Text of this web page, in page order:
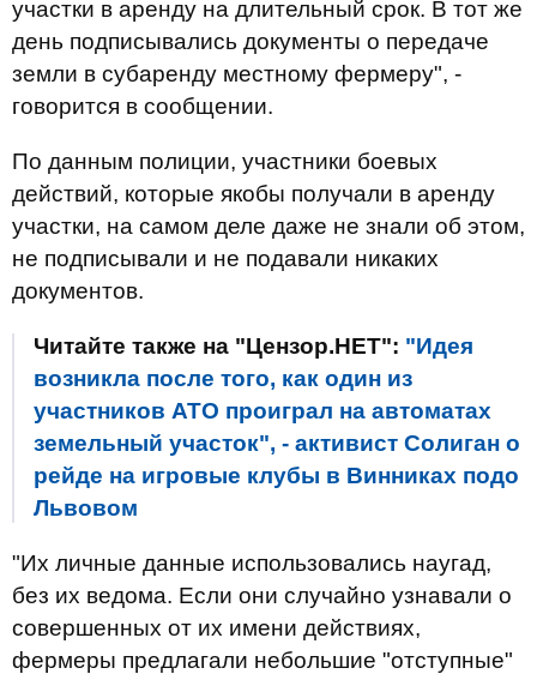
участки в аренду на длительный срок. В тот же
день подписывались документы о передаче
земли в субаренду местному фермеру", -
говорится в сообщении.
По данным полиции, участники боевых
действий, которые якобы получали в аренду
участки, на самом деле даже не знали об этом,
не подписывали и не подавали никаких
документов.
Читайте также на "Цензор.НЕТ": "Идея
возникла после того, как один из
участников АТО проиграл на автоматах
земельный участок", - активист Солиган о
рейде на игровые клубы в Винниках подо
Львовом
"Их личные данные использовались наугад,
без их ведома. Если они случайно узнавали о
совершенных от их имени действиях,
фермеры предлагали небольшие "отступные"